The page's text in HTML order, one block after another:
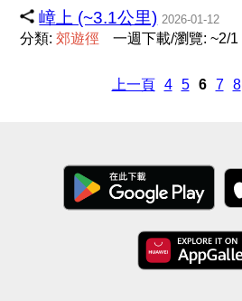
嶂上 (~3.1公里) 2026-01-12
分類:郊遊徑 一週下載/瀏覽: ~2/1
上一頁 4 5 6 7 8